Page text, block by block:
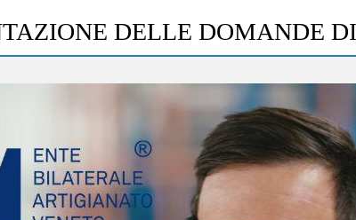
DELLE DOMANDE